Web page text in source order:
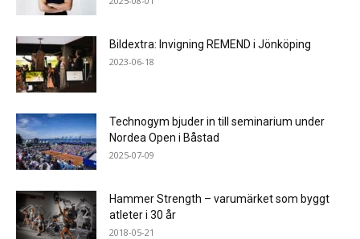
Bildextra: Invigning REMEND i Jönköping
2023-06-18
Technogym bjuder in till seminarium under
Nordea Open i Båstad
2025-07-09
Hammer Strength – varumärket som byggt
atleter i 30 år
2018-05-21